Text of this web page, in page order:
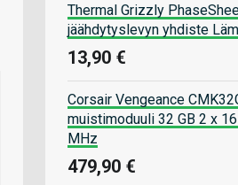
Thermal Grizzly
jäähdytyslevyn yhdiste
13,90 €
Corsair Vengeance
muistimoduuli 32 GB 2 x
MHz
479,90 €